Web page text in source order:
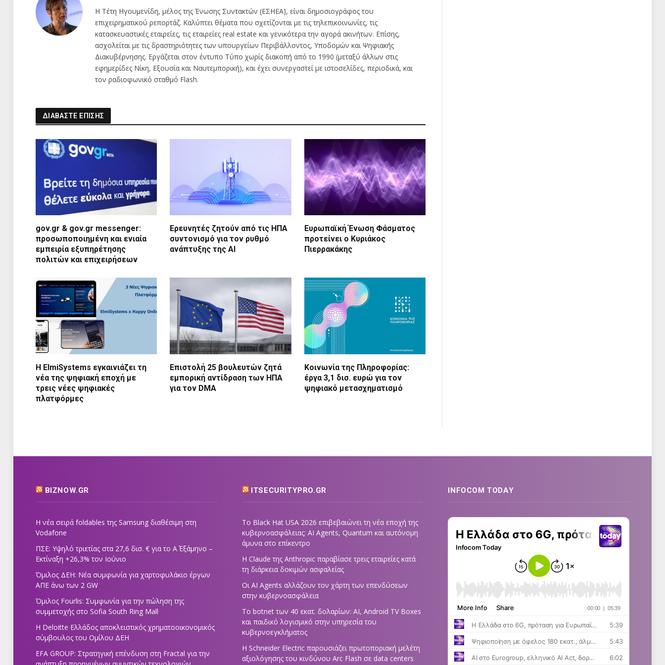
Η Τέτη Ηγουμενίδη, μέλος της Ένωσης Συντακτών (ΕΣΗΕΑ), είναι δημοσιογράφος του
επιχειρηματικού ρεπορτάζ. Καλύπτει θέματα που σχετίζονται με τις τηλεπικοινωνίες, τις
κατασκευαστικές εταιρείες, τις εταιρείες real estate και γενικότερα την αγορά ακινήτων. Επίσης,
ασχολείται με τις δραστηριότητες των υπουργείων Περιβάλλοντος, Υποδομών και Ψηφιακής
Διακυβέρνησης. Εργάζεται στον έντυπο Τύπο χωρίς διακοπή από το 1990 (μεταξύ άλλων στις
εφημερίδες Νίκη, Εξουσία και Ναυτεμπορική), και έχει συνεργαστεί με ιστοσελίδες, περιοδικά, και
τον ραδιοφωνικό σταθμό Flash.
ΔΙΑΒΑΣΤΕ ΕΠΙΣΗΣ
gov.gr & gov.gr messenger:
προσωποποιημένη και ενιαία
εμπειρία εξυπηρέτησης
πολιτών και επιχειρήσεων
Ερευνητές ζητούν από τις ΗΠΑ
συντονισμό για τον ρυθμό
ανάπτυξης της AI
Ευρωπαϊκή Ένωση Φάσματος
προτείνει ο Κυριάκος
Πιερρακάκης
Η ElmiSystems εγκαινιάζει τη
νέα της ψηφιακή εποχή με
τρεις νέες ψηφιακές
πλατφόρμες
Επιστολή 25 βουλευτών ζητά
εμπορική αντίδραση των ΗΠΑ
για τον DMA
Κοινωνία της Πληροφορίας:
έργα 3,1 δισ. ευρώ για τον
ψηφιακό μετασχηματισμό
BIZNOW.GR
Η νέα σειρά foldables της Samsung διαθέσιμη στη
Vodafone
ΠΣΕ: Υψηλό τριετίας στα 27,6 δισ. € για το Α΄ Εξάμηνο –
Εκτίναξη +26,3% τον Ιούνιο
Όμιλος ΔΕΗ: Νέα συμφωνία για χαρτοφυλάκιο έργων
ΑΠΕ άνω των 2 GW
Όμιλος Fourlis: Συμφωνία για την πώληση της
συμμετοχής στο Sofia South Ring Mall
Η Deloitte Ελλάδος αποκλειστικός χρηματοοικονομικός
σύμβουλος του Ομίλου ΔΕΗ
EFA GROUP: Στρατηγική επένδυση στη Fractal για την
ITSECURITYPRO.GR
Το Black Hat USA 2026 επιβεβαιώνει τη νέα εποχή της
κυβερνοασφάλειας: AI Agents, Quantum και αυτόνομη
άμυνα στο επίκεντρο
Η Claude της Anthropic παραβίασε τρεις εταιρείες κατά
τη διάρκεια δοκιμών ασφαλείας
Οι AI Agents αλλάζουν τον χάρτη των επενδύσεων
στην κυβερνοασφάλεια
Το botnet των 40 εκατ. δολαρίων: AI, Android TV Boxes
και παιδικό λογισμικό στην υπηρεσία του
κυβερνοεγκλήματος
Η Schneider Electric παρουσιάζει πρωτοποριακή μελέτη
αξιολόγησης του κινδύνου Arc Flash σε data centers
INFOCOM TODAY